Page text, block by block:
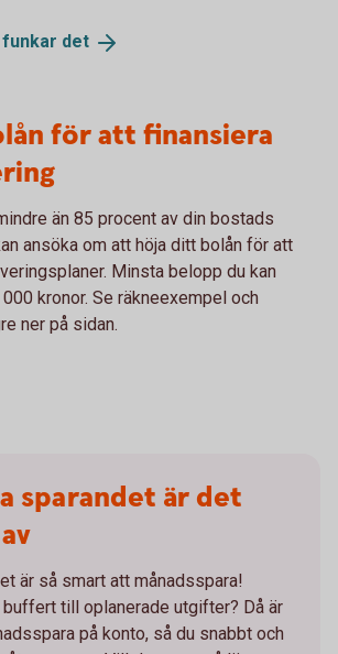
funkar det
för att finansiera
än 85 procent av din bostads
ansöka om att höja ditt bolån för att
Minsta belopp du kan
kronor. Se räkneexempel och
ner på sidan.
sparandet är det
är så smart att månadsspara!
buffert till oplanerade utgifter? Då är
på konto, så du snabbt och